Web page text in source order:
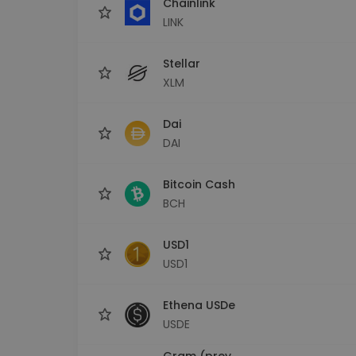
LINK
Stellar
XLM
Dai
DAI
Bitcoin Cash
BCH
USD1
USD1
Ethena USDe
USDE